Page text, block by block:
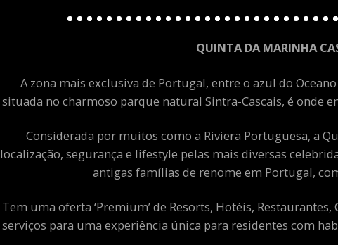
QUINTA DA MARINHA
A zona mais exclusiva de Portugal, entre o azul do
situada no charmoso parque natural Sintra-Cascais, é onde
Considerada por muitos como a Riviera Portuguesa, a
localização, segurança e lifestyle pelas mais diversas
antigas famílias de renome em Portugal,
Tem uma oferta ‘Premium’ de Resorts, Hotéis,
serviços para uma experiência única para residentes com